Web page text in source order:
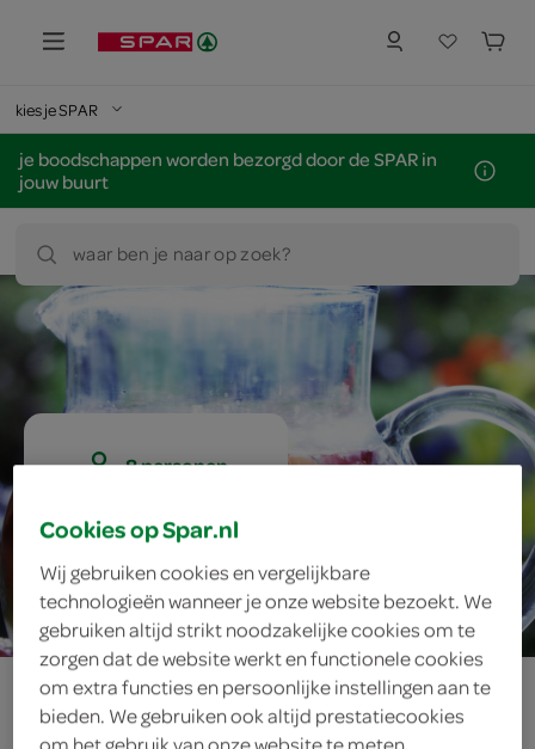
kies je SPAR
je boodschappen worden bezorgd door de SPAR in
jouw buurt
waar ben je naar op zoek?
8 personen
eenvoudig
10 min.
roze fruitbowl
Cookies op Spar.nl
Wij gebruiken cookies en vergelijkbare
technologieën wanneer je onze website bezoekt. We
gebruiken altijd strikt noodzakelijke cookies om te
zorgen dat de website werkt en functionele cookies
om extra functies en persoonlijke instellingen aan te
bieden. We gebruiken ook altijd prestatiecookies